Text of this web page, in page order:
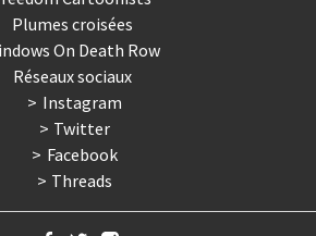
Plumes croisées
On Death Row
Réseaux sociaux
Instagram
Twitter
Facebook
Threads